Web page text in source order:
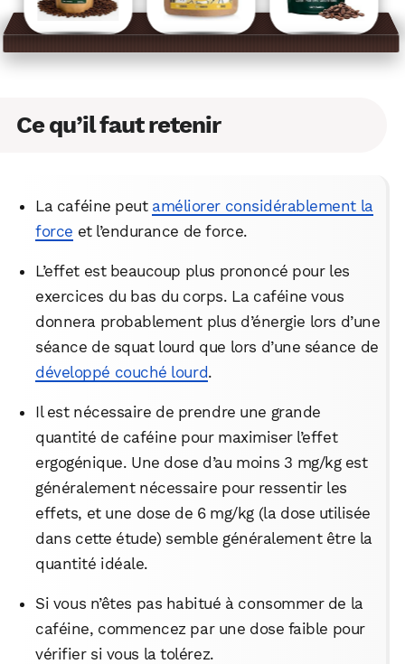
Ce qu’il faut retenir
La caféine peut améliorer considérablement la
force et l’endurance de force.
L’effet est beaucoup plus prononcé pour les
exercices du bas du corps. La caféine vous
donnera probablement plus d’énergie lors d’une
séance de squat lourd que lors d’une séance de
développé couché lourd.
Il est nécessaire de prendre une grande
quantité de caféine pour maximiser l’effet
ergogénique. Une dose d’au moins 3 mg/kg est
généralement nécessaire pour ressentir les
effets, et une dose de 6 mg/kg (la dose utilisée
dans cette étude) semble généralement être la
quantité idéale.
Si vous n’êtes pas habitué à consommer de la
caféine, commencez par une dose faible pour
vérifier si vous la tolérez.